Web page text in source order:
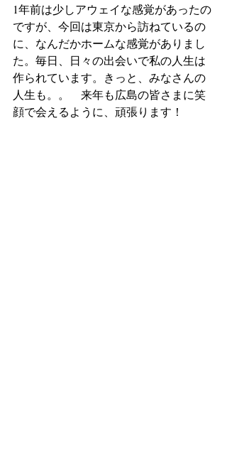
1年前は少しアウェイな感覚があったの
ですが、今回は東京から訪ねているの
に、なんだかホームな感覚がありまし
た。毎日、日々の出会いで私の人生は
作られています。きっと、みなさんの
人生も。。　来年も広島の皆さまに笑
顔で会えるように、頑張ります！